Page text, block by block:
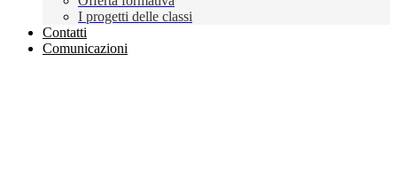
I progetti delle classi
Contatti
Comunicazioni